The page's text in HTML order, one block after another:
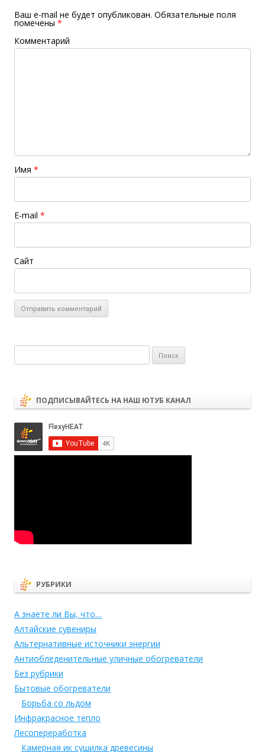
Ваш e-mail не будет опубликован. Обязательные поля
помечены *
Комментарий
Имя *
E-mail *
Сайт
ПОДПИСЫВАЙТЕСЬ НА НАШ ЮТУБ КАНАЛ
РУБРИКИ
А знаете ли Вы, что…
Алтайские сувениры
Альтернативные источники энергии
Антиобледенительные уличные обогреватели
Без рубрики
Бытовые обогреватели
Борьба со льдом
Инфракрасное тепло
Лесопереработка
Камерная ик сушилка древесины